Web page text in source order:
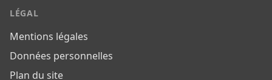
LÉGAL
Mentions légales
Données personnelles
Plan du site